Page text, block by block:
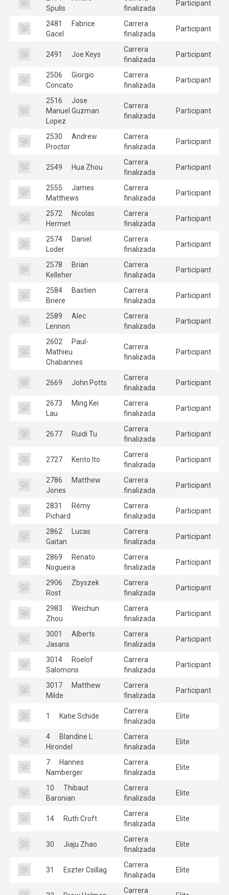
Spulis
finalizada
Participant
2481
Fabrice
Gacel
Carrera
finalizada
Participant
2491 Joe Keys
Carrera
finalizada
Participant
2506
Giorgio
Concato
Carrera
finalizada
Participant
2516
Jose
Manuel Guzman
Lopez
Carrera
finalizada
Participant
2530
Andrew
Proctor
Carrera
finalizada
Participant
2549 Hua Zhou
Carrera
finalizada
Participant
2555
James
Matthews
Carrera
finalizada
Participant
2572
Nicolas
Hermet
Carrera
finalizada
Participant
2574
Daniel
Loder
Carrera
finalizada
Participant
2578
Brian
Kelleher
Carrera
finalizada
Participant
2584
Bastien
Briere
Carrera
finalizada
Participant
2589
Alec
Lennon
Carrera
finalizada
Participant
2602
Paul-
Mathieu
Chabannes
Carrera
finalizada
Participant
2669 John Potts
Carrera
finalizada
Participant
2673
Ming Kei
Lau
Carrera
finalizada
Participant
2677 Ruidi Tu
Carrera
finalizada
Participant
2727 Kento Ito
Carrera
finalizada
Participant
2786
Matthew
Jones
Carrera
finalizada
Participant
2831
Rémy
Pichard
Carrera
finalizada
Participant
2862
Lucas
Gaitan
Carrera
finalizada
Participant
2869
Renato
Nogueira
Carrera
finalizada
Participant
2906
Zbyszek
Rost
Carrera
finalizada
Participant
2983
Weichun
Zhou
Carrera
finalizada
Participant
3001
Alberts
Jasans
Carrera
finalizada
Participant
3014
Roelof
Salomons
Carrera
finalizada
Participant
3017
Matthew
Milde
Carrera
finalizada
Participant
1 Katie Schide
Carrera
finalizada
Elite
4
Blandine L
Hirondel
Carrera
finalizada
Elite
7
Hannes
Namberger
Carrera
finalizada
Elite
10
Thibaut
Baronian
Carrera
finalizada
Elite
14 Ruth Croft
Carrera
finalizada
Elite
30 Jiaju Zhao
Carrera
finalizada
Elite
31 Eszter Csillag
Carrera
finalizada
Elite
Carrera